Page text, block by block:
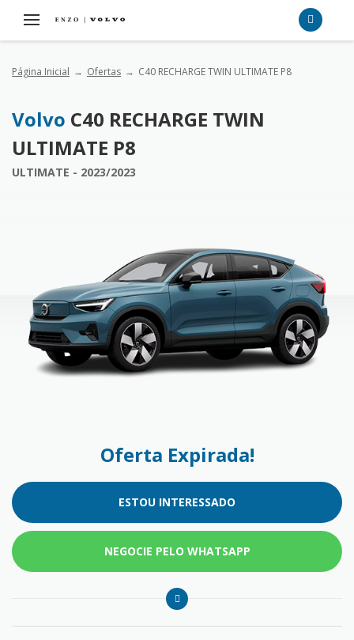
Página Inicial Ofertas C40 RECHARGE TWIN ULTIMATE P8
Volvo C40 RECHARGE TWIN
ULTIMATE P8
ULTIMATE - 2023/2023
Oferta Expirada!
ESTOU INTERESSADO
NEGOCIE PELO WHATSAPP